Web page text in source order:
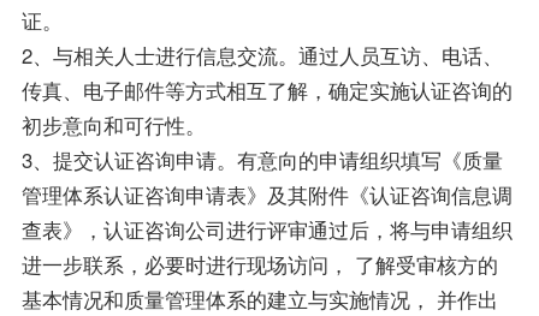
证。
2、与相关人士进行信息交流。通过人员互访、电话、
传真、电子邮件等方式相互了解，确定实施认证咨询的
初步意向和可行性。
3、提交认证咨询申请。有意向的申请组织填写《质量
管理体系认证咨询申请表》及其附件《认证咨询信息调
查表》，认证咨询公司进行评审通过后，将与申请组织
进一步联系，必要时进行现场访问， 了解受审核方的
基本情况和质量管理体系的建立与实施情况， 并作出